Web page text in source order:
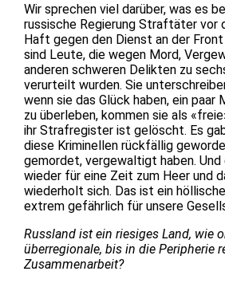
Wir sprechen viel darüber, was es
russische Regierung Straftäter vor
Haft gegen den Dienst an der
sind Leute, die wegen Mord,
anderen schweren Delikten zu
verurteilt wurden. Sie
wenn sie das Glück haben, ein paar
zu überleben, kommen sie als
ihr Strafregister ist gelöscht. Es
diese Kriminellen rückfällig
gemordet, vergewaltigt haben. Und
wieder für eine Zeit zum Heer und
wiederholt sich. Das ist ein
extrem gefährlich für unsere
Russland ist ein riesiges Land, wie
überregionale, bis in die Peripherie
Zusammenarbeit?